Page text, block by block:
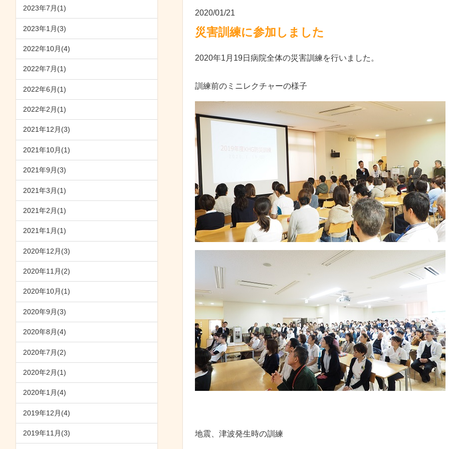
2023年7月(1)
2023年1月(3)
2022年10月(4)
2022年7月(1)
2022年6月(1)
2022年2月(1)
2021年12月(3)
2021年10月(1)
2021年9月(3)
2021年3月(1)
2021年2月(1)
2021年1月(1)
2020年12月(3)
2020年11月(2)
2020年10月(1)
2020年9月(3)
2020年8月(4)
2020年7月(2)
2020年2月(1)
2020年1月(4)
2019年12月(4)
2019年11月(3)
2020/01/21
災害訓練に参加しました
2020年1月19日病院全体の災害訓練を行いました。
​訓練前のミニレクチャーの様子
地震、津波発生時の訓練